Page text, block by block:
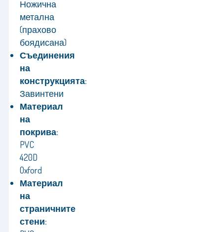
Ножична
метална
(прахово
боядисана)
Съединения
на
конструкцията:
Завинтени
Материал
на
покрива:
PVC
420D
Oxford
Материал
на
страничните
стени: